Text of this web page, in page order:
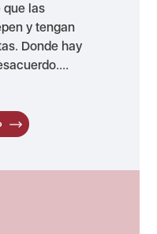
que las
y tengan
Donde hay